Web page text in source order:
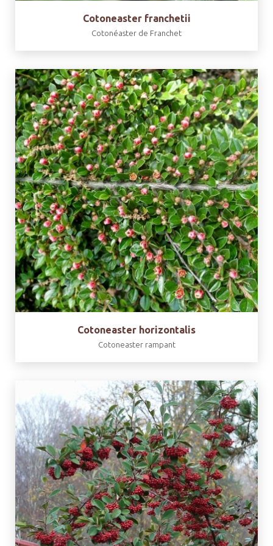
Cotoneaster franchetii
Cotonéaster de Franchet
Cotoneaster horizontalis
Cotoneaster rampant